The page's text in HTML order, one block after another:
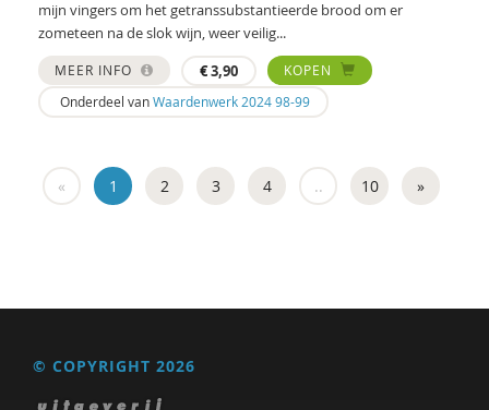
mijn vingers om het getranssubstantieerde brood om er
zometeen na de slok wijn, weer veilig...
MEER INFO €3,90
KOPEN
Onderdeel vanWaardenwerk 2024 98-99
« 1 2 3 4 .. 10 »
© COPYRIGHT 2026